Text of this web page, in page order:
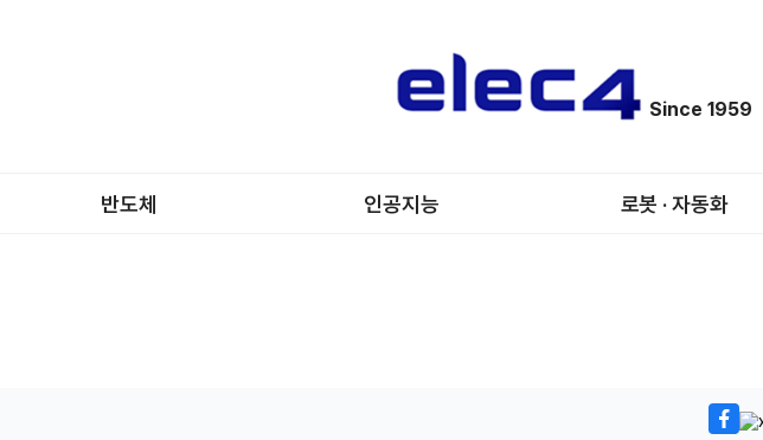
Since 1959
반도체 인공지능 로봇 · 자동화